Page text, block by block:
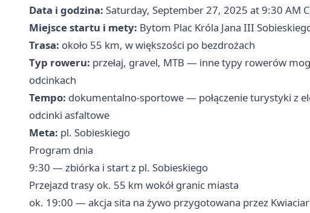
Data i godzina: Saturday, September 27, 2025 at 9:30 AM
Miejsce startu i mety: Bytom Plac Króla Jana III
Trasa: około 55 km, w większości po bezdrożach
Typ roweru: przełaj, gravel, MTB — inne typy rowerów
odcinkach
Tempo: dokumentalno-sportowe — połączenie turystyki z
odcinki asfaltowe
Meta: pl. Sobieskiego
Program dnia
9:30 — zbiórka i start z pl. Sobieskiego
Przejazd trasy ok. 55 km wokół granic miasta
ok. 19:00 — akcja sita na żywo przygotowana przez